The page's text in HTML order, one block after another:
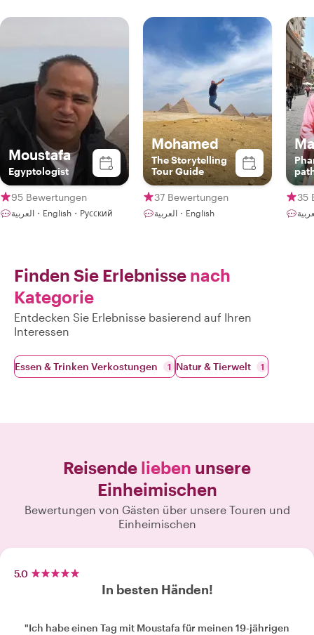
Moustafa
Egyptologist
95 Bewertungen
العربية・English・Русский
Mohamed
The Storytelling
Tour Guide
37 Bewertungen
العربية・English
35
Finden Sie Erlebnisse nach
Kategorie
Entdecken Sie Erlebnisse basierend auf Ihren
Interessen
Essen & Trinken Verkostungen 1 Natur & Tierwelt 1
Reisende lieben unsere
Einheimischen
Bewertungen von Gästen über unsere Touren und
Einheimischen
5.0
In besten Händen!
"Ich habe einen Tag mit Moustafa für meinen 19-jährigen